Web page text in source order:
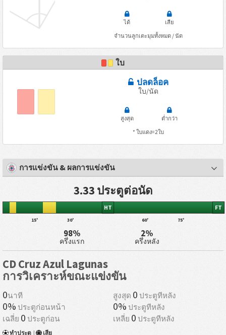
ได้
เสีย
จำนวนลูกเตะมุมทั้งหมด / นัด
ใบ
ปลดล็อค
ใบ/นัด
สูงสุด
ต่ำกว่า
* ใบแดง=2ใบ
การแข่งขัน & ผลการแข่งขัน
3.33 ประตูต่อนัด
15' 30'
HT
60' 75'
FT
98%
ครึ่งแรก
2%
ครึ่งหลัง
CD Cruz Azul Lagunas
การวิเคราะห์ขณะแข่งขัน
0นาที สูงสุด 0 ประตูทีหลัง
0% ประตูก่อนหน้า 0% ประตูทีหลัง
เฉลี่ย 0 ประตูก่อน เหลี่ย 0 ประตูทีหลัง
ทำประตู | เสีย